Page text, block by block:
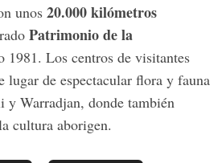
unos 20.000 kilómetros
Patrimonio de la
1981. Los centros de visitantes
lugar de espectacular flora y fauna
y Warradjan, donde también
cultura aborigen.